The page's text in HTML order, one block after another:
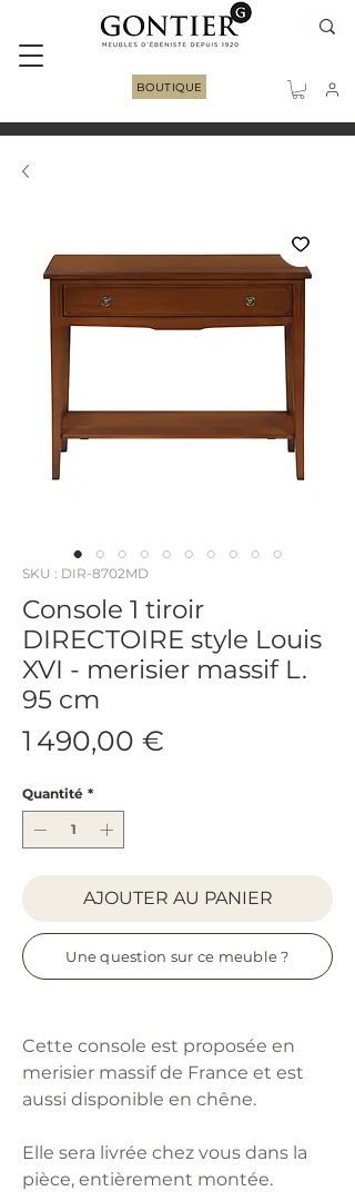
BOUTIQUE
SKU : DIR-8702MD
Console 1 tiroir
DIRECTOIRE style Louis
XVI - merisier massif L.
95 cm
1 490,00 €
Quantité *
AJOUTER AU PANIER
Une question sur ce meuble ?
Cette console est proposée en
merisier massif de France et est
aussi disponible en chêne.
Elle sera livrée chez vous dans la
pièce, entièrement montée.